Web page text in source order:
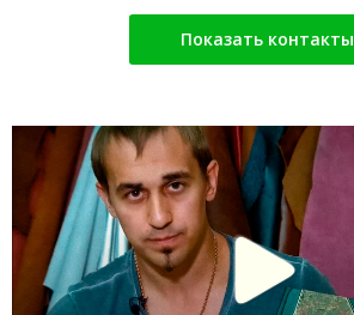
Показать контакты